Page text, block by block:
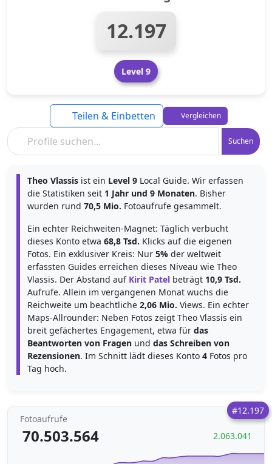
12.197
Level 9
Suchen
Teilen & Einbetten Vergleichen
Theo Vlassis ist ein Level 9 Local Guide. Wir erfassen
die Statistiken seit 1 Jahr und 9 Monaten. Bisher
wurden rund 70,5 Mio. Fotoaufrufe gesammelt.
Ein echter Reichweiten-Magnet: Täglich verbucht
dieses Konto etwa 68,8 Tsd. Klicks auf die eigenen
Fotos. Ein exklusiver Kreis: Nur 5% der weltweit
erfassten Guides erreichen dieses Niveau wie Theo
Vlassis. Der Abstand auf Kirit Patel beträgt 10,9 Tsd.
Aufrufe. Allein im vergangenen Monat wuchs die
Reichweite um beachtliche 2,06 Mio. Views. Ein echter
Maps-Allrounder: Neben Fotos zeigt Theo Vlassis ein
breit gefächertes Engagement, etwa für das
Beantworten von Fragen und das Schreiben von
Rezensionen. Im Schnitt lädt dieses Konto 4 Fotos pro
Tag hoch.
#12.197
Fotoaufrufe
70.503.564 2.063.041